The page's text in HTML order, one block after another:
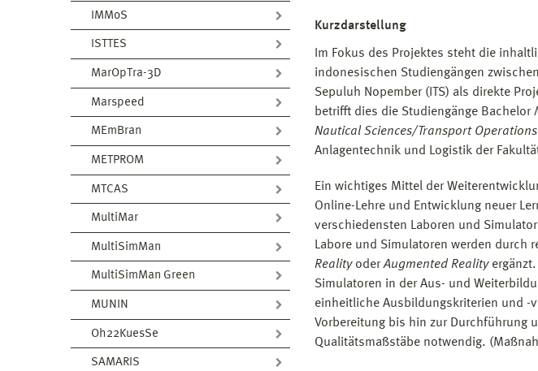
IMMoS
ISTTES
MarOpTra-3D
Marspeed
MEmBran
METPROM
MTCAS
MultiMar
MultiSimMan
MultiSimMan Green
MUNIN
Oh22KuesSe
SAMARIS
Kurzdarstellung
Im Fokus des Projektes steht die
indonesischen Studiengängen
Sepuluh Nopember (ITS) als direkte
betrifft dies die Studiengänge Bachelor
Nautical Sciences/Transport Operations
Anlagentechnik und Logistik der
Ein wichtiges Mittel der
Online-Lehre und Entwicklung neuer
verschiedensten Laboren und
Labore und Simulatoren werden durch
RealityoderAugmented Realityergänzt.
Simulatoren in der Aus- und
einheitliche Ausbildungskriterien und -
Vorbereitung bis hin zur Durchführung
Qualitätsmaßstäbe notwendig.